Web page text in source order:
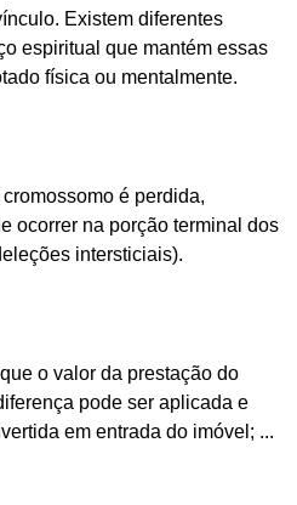
Existem diferentes
espiritual que mantém essas
física ou mentalmente.
é perdida,
ocorrer na porção terminal dos
intersticiais).
o valor da prestação do
pode ser aplicada e
em entrada do imóvel; ...